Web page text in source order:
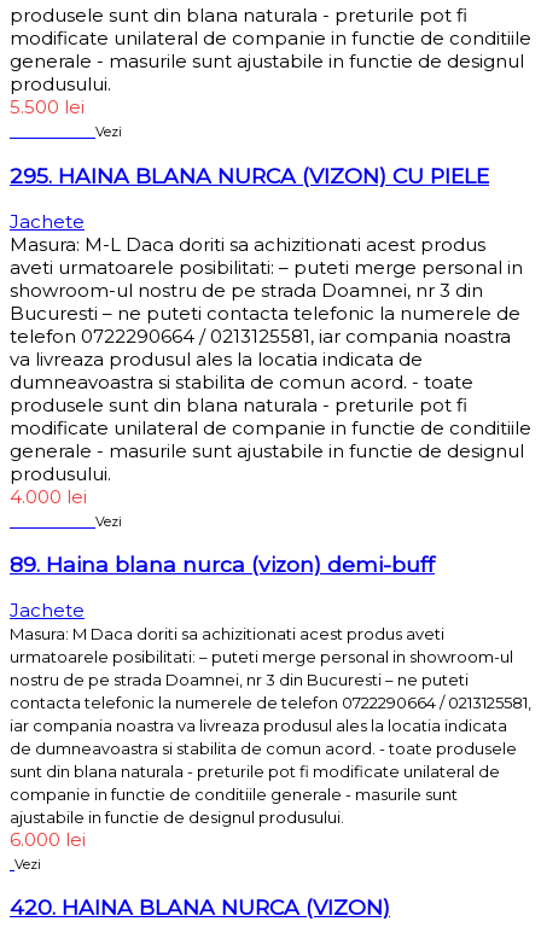
produsele sunt din blana naturala - preturile pot fi
modificate unilateral de companie in functie de conditiile
generale - masurile sunt ajustabile in functie de designul
produsului.
5.500 lei
Vezi
295. HAINA BLANA NURCA (VIZON) CU PIELE
Jachete
Masura: M-L Daca doriti sa achizitionati acest produs
aveti urmatoarele posibilitati: – puteti merge personal in
showroom-ul nostru de pe strada Doamnei, nr 3 din
Bucuresti – ne puteti contacta telefonic la numerele de
telefon 0722290664 / 0213125581, iar compania noastra
va livreaza produsul ales la locatia indicata de
dumneavoastra si stabilita de comun acord. - toate
produsele sunt din blana naturala - preturile pot fi
modificate unilateral de companie in functie de conditiile
generale - masurile sunt ajustabile in functie de designul
produsului.
4.000 lei
Vezi
89. Haina blana nurca (vizon) demi-buff
Jachete
Masura: M Daca doriti sa achizitionati acest produs aveti
urmatoarele posibilitati: – puteti merge personal in showroom-ul
nostru de pe strada Doamnei, nr 3 din Bucuresti – ne puteti
contacta telefonic la numerele de telefon 0722290664 / 0213125581,
iar compania noastra va livreaza produsul ales la locatia indicata
de dumneavoastra si stabilita de comun acord. - toate produsele
sunt din blana naturala - preturile pot fi modificate unilateral de
companie in functie de conditiile generale - masurile sunt
ajustabile in functie de designul produsului.
6.000 lei
Vezi
420. HAINA BLANA NURCA (VIZON)